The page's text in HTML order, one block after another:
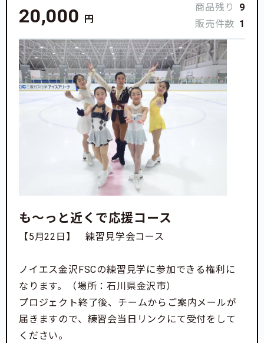
選手のトレーニング・合宿費用
選手の遠征費用
リンク貸し切り代
返礼品作成費用
20,000 円
商品残り
9
販売件数 1
も〜っと近くで応援コース
【5月22日】 練習見学会コース
ノイエス金沢FSCの練習見学に参加できる権利に
なります。（場所：石川県金沢市）
プロジェクト終了後、チームからご案内メールが
届きますので、練習会当日リンクにて受付をして
ください。